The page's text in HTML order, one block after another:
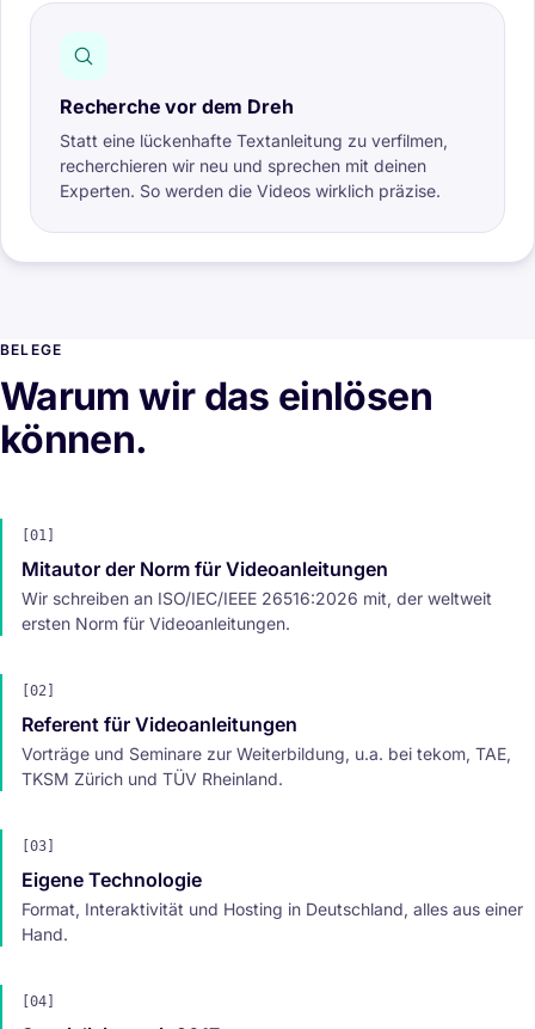
Recherche vor dem Dreh
Statt eine lückenhafte Textanleitung zu verfilmen,
recherchieren wir neu und sprechen mit deinen
Experten. So werden die Videos wirklich präzise.
BELEGE
Warum wir das einlösen
können.
[01]
Mitautor der Norm für Videoanleitungen
Wir schreiben an ISO/IEC/IEEE 26516:2026 mit, der weltweit
ersten Norm für Videoanleitungen.
[02]
Referent für Videoanleitungen
Vorträge und Seminare zur Weiterbildung, u.a. bei tekom, TAE,
TKSM Zürich und TÜV Rheinland.
[03]
Eigene Technologie
Format, Interaktivität und Hosting in Deutschland, alles aus einer
Hand.
[04]